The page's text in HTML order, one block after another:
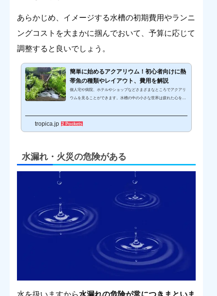
あらかじめ、イメージする水槽の初期費用やランニ
ングコストを大まかに掴んでおいて、予算に応じて
調整すると良いでしょう。
簡単に始めるアクアリウム！初心者向けに熱
帯魚の種類やレイアウト、費用を解説
個人宅や病院、ホテルやショップなどさまざまなところでアクアリ
ウムを見ることができます。水槽の中の小さな世界は疲れた心を癒
んでいる人や、どんな生き物が飼育できるのかわからないという人
す。アクアリウムと...
tropica.jp 2 Pockets
水漏れ・火災の危険がある